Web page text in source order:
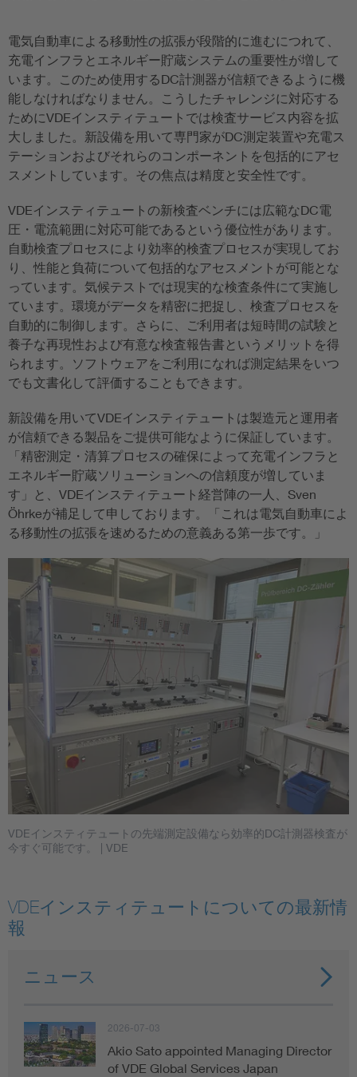
電気自動車による移動性の拡張が段階的に進むにつれて、
充電インフラとエネルギー貯蔵システムの重要性が増して
います。このため使用するDC計測器が信頼できるように機
能しなければなりません。こうしたチャレンジに対応する
ためにVDEインスティテュートでは検査サービス内容を拡
大しました。新設備を用いて専門家がDC測定装置や充電ス
テーションおよびそれらのコンポーネントを包括的にアセ
スメントしています。その焦点は精度と安全性です。
VDEインスティテュートの新検査ベンチには広範なDC電
圧・電流範囲に対応可能であるという優位性があります。
自動検査プロセスにより効率的検査プロセスが実現してお
り、性能と負荷について包括的なアセスメントが可能とな
っています。気候テストでは現実的な検査条件にて実施し
ています。環境がデータを精密に把捉し、検査プロセスを
自動的に制御します。さらに、ご利用者は短時間の試験と
養子な再現性および有意な検査報告書というメリットを得
られます。ソフトウェアをご利用になれば測定結果をいつ
でも文書化して評価することもできます。
新設備を用いてVDEインスティテュートは製造元と運用者
が信頼できる製品をご提供可能なように保証しています。
「精密測定・清算プロセスの確保によって充電インフラと
エネルギー貯蔵ソリューションへの信頼度が増していま
す」と、VDEインスティテュート経営陣の一人、Sven
Öhrkeが補足して申しております。「これは電気自動車によ
る移動性の拡張を速めるための意義ある第一歩です。」
VDEインスティテュートの先端測定設備なら効率的DC計測器検査が
今すぐ可能です。
| VDE
VDEインスティテュートについての最新情
報
ニュース
2026-07-03
Akio Sato appointed Managing Director
of VDE Global Services Japan